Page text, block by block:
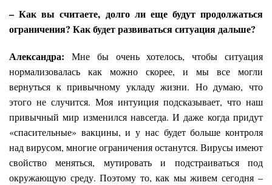
–Как вы считаете, долго ли еще будут продолжаться
ограничения? Как будетразвиваться ситуация дальше?
Александра: Мне бы очень хотелось, чтобы ситуация
нормализовалась как можно скорее, и мы все могли
вернуться к привычному укладу жизни. Но думаю, что
этого не случится. Моя интуиция подсказывает, что наш
привычный мир изменился навсегда. И даже когда придут
«спасительные» вакцины, и у нас будет больше контроля
над вирусом, многие ограничения останутся. Вирусы имеют
свойство меняться, мутировать и подстраиваться под
окружающую среду. Поэтому то, как мы живем сегодня –